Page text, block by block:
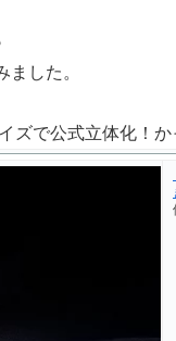
した。
ズで公式立体化！